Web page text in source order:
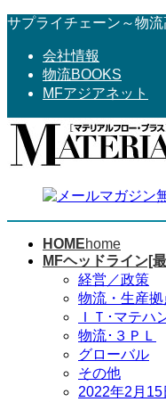
コ
へ
ス
ナ
ョ
ン
サプライチェーン～物
会社情報
物流BOOKS
MFアジアネット
HOMEhome
MFヘッドライン[
経営／政策
物流・生産拠
ＩＴ･マテハ
物流･３ＰＬ
グローバル
その他
2022年2月